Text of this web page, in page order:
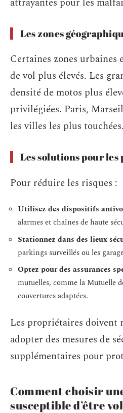
Les zones
Certaines zones urbaines
de vol plus élevés. Les
densité de motos plus
privilégiées. Paris,
les villes les plus touchées.
Les solutions pour
Pour réduire les risques :
Utilisez des dispositifs
alarmes et chaînes de haute
Stationnez dans des lieux
parkings surveillés ou les
Optez pour des assurances
mutuelles, comme la Mutuelle
couvertures adaptées.
Les propriétaires doivent
adopter des mesures de
supplémentaires pour
Comment choisir
susceptible d’être